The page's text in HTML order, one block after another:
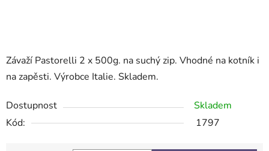
Závaží Pastorelli 2 x 500g. na suchý zip. Vhodné na kotník i
na zapěsti. Výrobce Italie. Skladem.
Dostupnost
Skladem
Kód:
1797